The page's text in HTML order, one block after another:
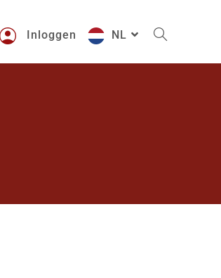
Inloggen NL